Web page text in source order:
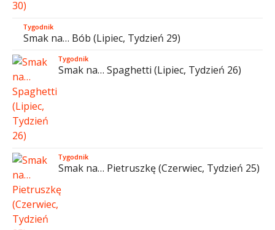
Tygodnik
Smak na… Bób (Lipiec, Tydzień 29)
Tygodnik
Smak na… Spaghetti (Lipiec, Tydzień 26)
Tygodnik
Smak na… Pietruszkę (Czerwiec, Tydzień 25)